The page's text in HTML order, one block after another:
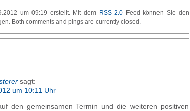
um 09:19 erstellt. Mit dem RSS 2.0 Feed können Sie den
Both comments and pings are currently closed.
sagt:
um 10:11 Uhr
den gemeinsamen Termin und die weiteren positiven